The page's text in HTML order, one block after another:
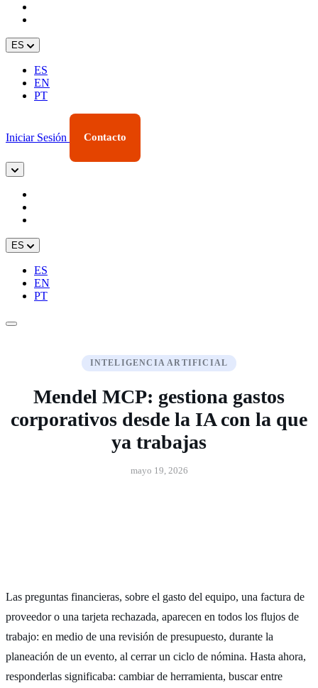
ES
ES
EN
PT
Iniciar Sesión Contacto
ES
ES
EN
PT
INTELIGENCIA ARTIFICIAL
Mendel MCP: gestiona gastos
corporativos desde la IA con la que
ya trabajas
mayo 19, 2026
Las preguntas financieras, sobre el gasto del equipo, una factura de
proveedor o una tarjeta rechazada, aparecen en todos los flujos de
trabajo: en medio de una revisión de presupuesto, durante la
planeación de un evento, al cerrar un ciclo de nómina. Hasta ahora,
responderlas significaba: cambiar de herramienta, buscar entre